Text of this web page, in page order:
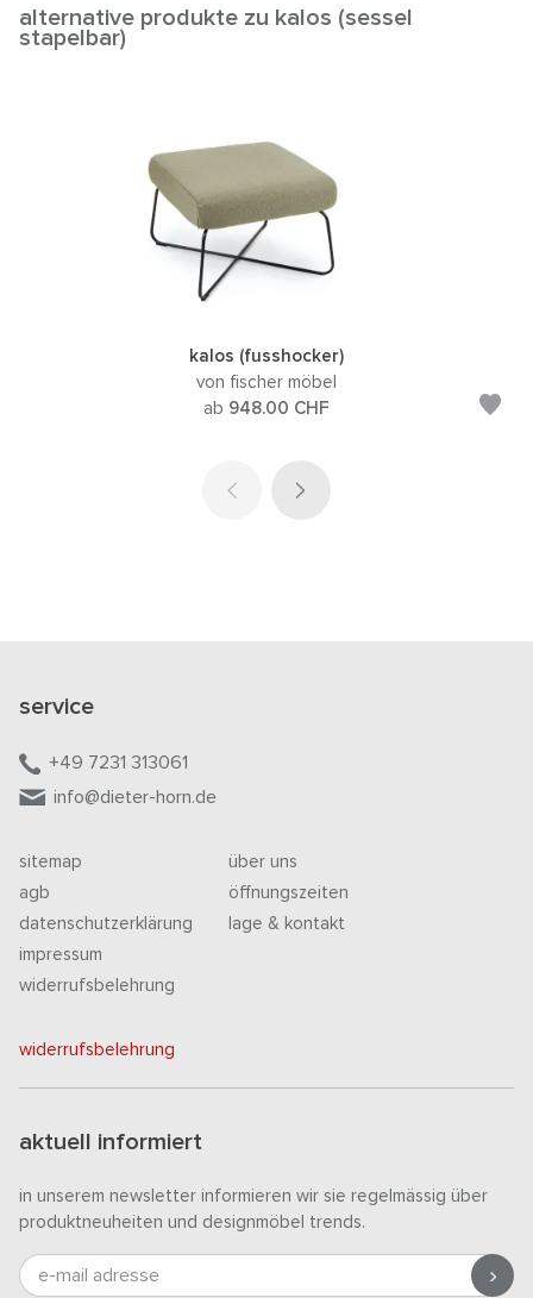
alternative produkte zu kalos (sessel
stapelbar)
kalos (fusshocker)
von fischer möbel
ab 948.00 CHF
service
+49 7231 313061
info@dieter-horn.de
sitemap
agb
datenschutzerklärung
impressum
widerrufsbelehrung
über uns
öffnungszeiten
lage & kontakt
widerrufsbelehrung
aktuell informiert
in unserem newsletter informieren wir sie regelmässig über
produktneuheiten und designmöbel trends.
e-mail adresse